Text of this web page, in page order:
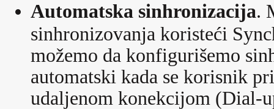
Automatska sinhronizacija.
sinhronizovanja koristeći
možemo da konfigurišemo
automatski kada se korisnik
udaljenom konekcijom (Dial-